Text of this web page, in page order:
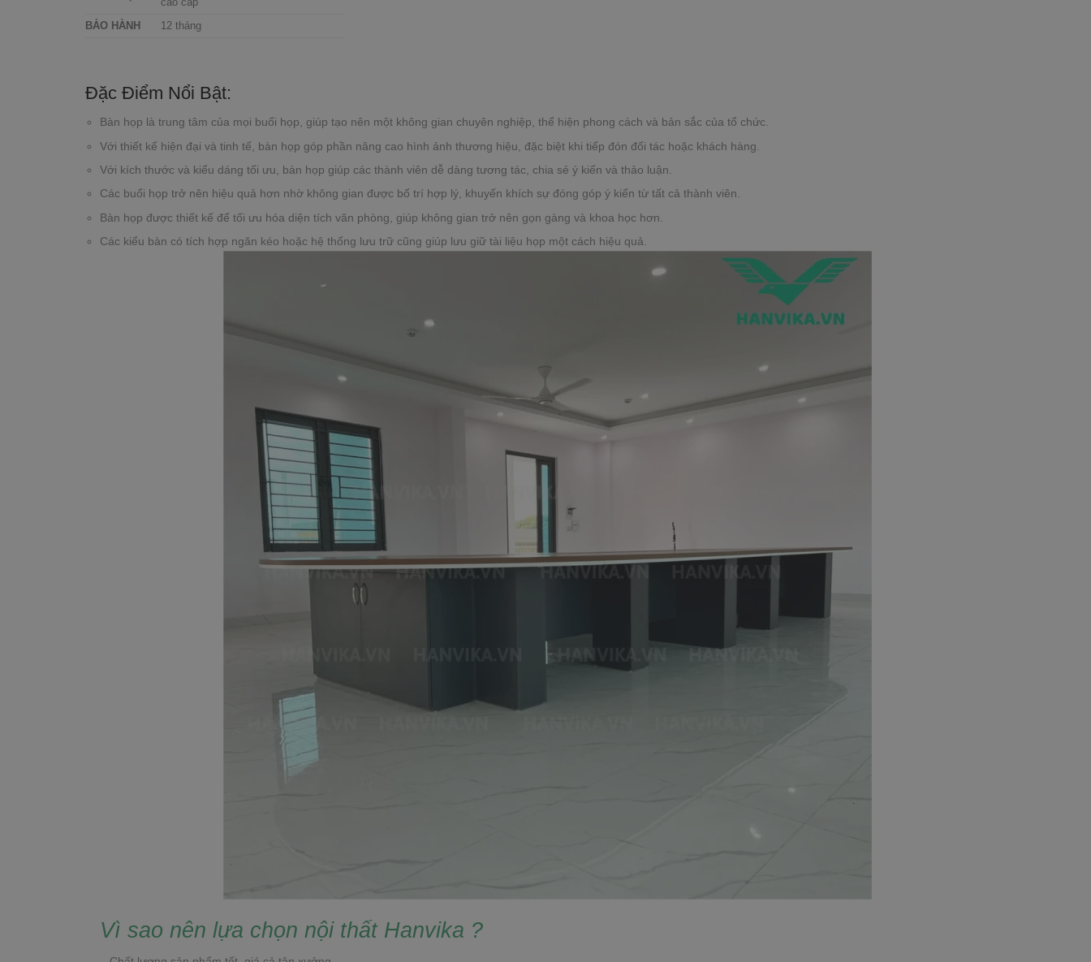
cao cấp
BẢO HÀNH 12 tháng
Đặc Điểm Nổi Bật:
Bàn họp là trung tâm của mọi buổi họp, giúp tạo nên một không gian chuyên nghiệp, thể hiện phong cách và bản sắc của tổ chức.
Với thiết kế hiện đại và tinh tế, bàn họp góp phần nâng cao hình ảnh thương hiệu, đặc biệt khi tiếp đón đối tác hoặc khách hàng.
Với kích thước và kiểu dáng tối ưu, bàn họp giúp các thành viên dễ dàng tương tác, chia sẻ ý kiến và thảo luận.
Các buổi họp trở nên hiệu quả hơn nhờ không gian được bố trí hợp lý, khuyến khích sự đóng góp ý kiến từ tất cả thành viên.
Bàn họp được thiết kế để tối ưu hóa diện tích văn phòng, giúp không gian trở nên gọn gàng và khoa học hơn.
Các kiểu bàn có tích hợp ngăn kéo hoặc hệ thống lưu trữ cũng giúp lưu giữ tài liệu họp một cách hiệu quả.
Vì sao nên lựa chọn nội thất Hanvika ?